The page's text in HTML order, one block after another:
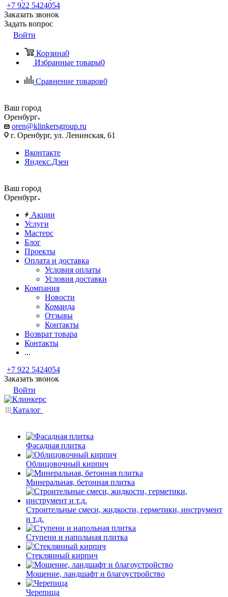
+7 922 5424054
Заказать звонок
Задать вопрос
Войти
Корзина0
Избранные товары0
Сравнение товаров0
Ваш город
Оренбург
oren@klinkersgroup.ru
г. Оренбург, ул. Ленинская, 61
Вконтакте
Яндекс.Дзен
Ваш город
Оренбург
Акции
Услуги
Мастерс
Блог
Проекты
Оплата и доставка
Условия оплаты
Условия доставки
Компания
Новости
Команда
Отзывы
Контакты
Возврат товара
Контакты
...
+7 922 5424054
Заказать звонок
Войти
Каталог
Фасадная плитка
Облицовочный кирпич
Минеральная, бетонная плитка
Строительные смеси, жидкости, герметики, инструмент
и т.д.
Ступени и напольная плитка
Cтеклянный кирпич
Мощение, ландшафт и благоустройство
Черепица